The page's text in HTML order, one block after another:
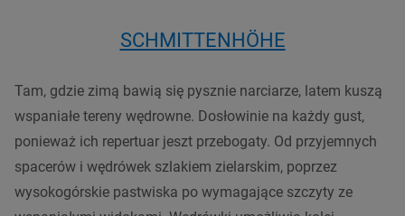
SCHMITTENHÖHE
Tam, gdzie zimą bawią się pysznie narciarze, latem kuszą
wspaniałe tereny wędrowne. Dosłowinie na każdy gust,
ponieważ ich repertuar jeszt przebogaty. Od przyjemnych
spacerów i wędrówek szlakiem zielarskim, poprzez
wysokogórskie pastwiska po wymagające szczyty ze